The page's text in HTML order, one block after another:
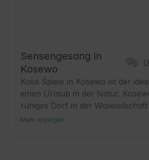
Sensengesang in
Kosewo
Kosa Śpiew in Kosewo ist der
einen Urlaub in der Natur.
ruhiges Dorf in der
Masuren, das für seine schöne
Mehr anzeigen